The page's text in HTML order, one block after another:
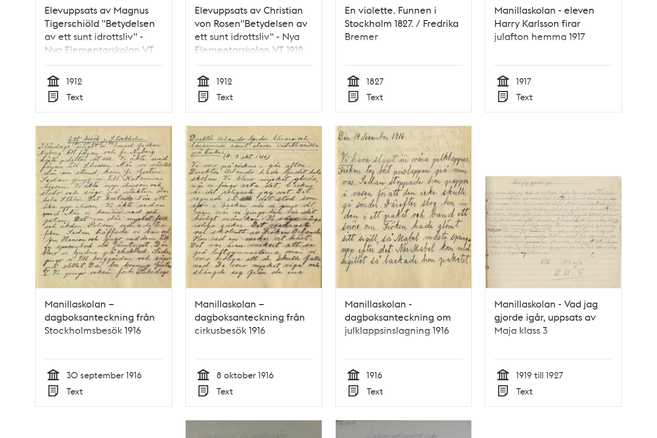
Elevuppsats av Magnus
Tigerschiöld "Betydelsen
av ett sunt idrottsliv" -
Nya Elementarskolan VT
1912
Tid
1912
Typ
Text
Elevuppsats av Christian
von Rosen"Betydelsen av
ett sunt idrottsliv" - Nya
Elementarskolan VT 1912
Tid
1912
Typ
Text
En violette. Funnen i
Stockholm 1827. / Fredrika
Bremer
Tid
1827
Typ
Text
Manillaskolan - eleven
Harry Karlsson firar
julafton hemma 1917
Tid
1917
Typ
Text
Manillaskolan –
dagboksanteckning från
Stockholmsbesök 1916
Tid
30 september 1916
Typ
Text
Manillaskolan –
dagboksanteckning från
cirkusbesök 1916
Tid
8 oktober 1916
Typ
Text
Manillaskolan -
dagboksanteckning om
julklappsinslagning 1916
Tid
1916
Typ
Text
Manillaskolan - Vad jag
gjorde igår, uppsats av
Maja klass 3
Tid
1919 till 1927
Typ
Text